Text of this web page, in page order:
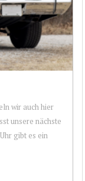
wir auch hier
unsere nächste
gibt es ein